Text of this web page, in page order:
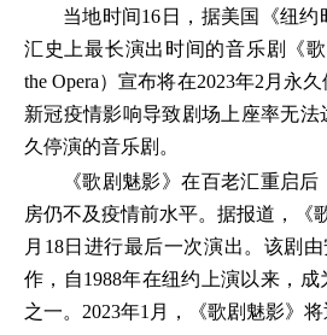
当地时间16日，据美国《纽
汇史上最长演出时间的音乐剧《歌
the Opera）宣布将在2023年2月永
新冠疫情影响导致剧场上座率无法
久停演的音乐剧。
《歌剧魅影》在百老汇重启
房仍不及疫情前水平。据报道，《
月18日进行最后一次演出。该剧由
作，自1988年在纽约上演以来，成
之一。2023年1月，《歌剧魅影》将